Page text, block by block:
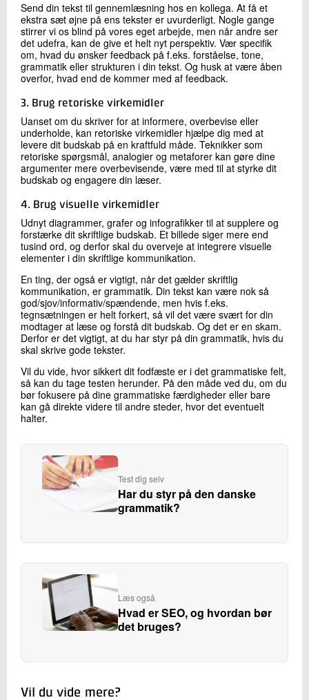
Send din tekst til gennemlæsning hos en kollega. At få et
ekstra sæt øjne på ens tekster er uvurderligt. Nogle gange
stirrer vi os blind på vores eget arbejde, men når andre ser
det udefra, kan de give et helt nyt perspektiv. Vær specifik
om, hvad du ønsker feedback på f.eks. forståelse, tone,
grammatik eller strukturen i din tekst. Og husk at være åben
overfor, hvad end de kommer med af feedback.
3. Brug retoriske virkemidler
Uanset om du skriver for at informere, overbevise eller
underholde, kan retoriske virkemidler hjælpe dig med at
levere dit budskab på en kraftfuld måde. Teknikker som
retoriske spørgsmål, analogier og metaforer kan gøre dine
argumenter mere overbevisende, være med til at styrke dit
budskab og engagere din læser.
4. Brug visuelle virkemidler
Udnyt diagrammer, grafer og infografikker til at supplere og
forstærke dit skriftlige budskab. Et billede siger mere end
tusind ord, og derfor skal du overveje at integrere visuelle
elementer i din skriftlige kommunikation.
En ting, der også er vigtigt, når det gælder skriftlig
kommunikation, er grammatik. Din tekst kan være nok så
god/sjov/informativ/spændende, men hvis f.eks.
tegnsætningen er helt forkert, så vil det være svært for din
modtager at læse og forstå dit budskab. Og det er en skam.
Derfor er det vigtigt, at du har styr på din grammatik, hvis du
skal skrive gode tekster.
Vil du vide, hvor sikkert dit fodfæste er i det grammatiske felt,
så kan du tage testen herunder. På den måde ved du, om du
bør fokusere på dine grammatiske færdigheder eller bare
kan gå direkte videre til andre steder, hvor det eventuelt
halter.
Test dig selv
Har du styr på den danske
grammatik?
Læs også
Hvad er SEO, og hvordan bør
det bruges?
Vil du vide mere?